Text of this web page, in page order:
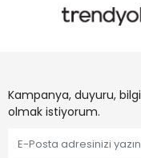
Kampanya, duyuru,
olmak istiyorum.